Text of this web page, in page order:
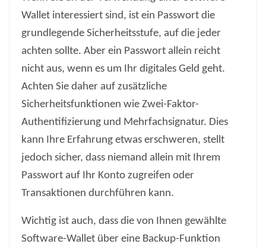
Wallet interessiert sind, ist ein Passwort die
grundlegende Sicherheitsstufe, auf die jeder
achten sollte. Aber ein Passwort allein reicht
nicht aus, wenn es um Ihr digitales Geld geht.
Achten Sie daher auf zusätzliche
Sicherheitsfunktionen wie Zwei-Faktor-
Authentifizierung und Mehrfachsignatur. Dies
kann Ihre Erfahrung etwas erschweren, stellt
jedoch sicher, dass niemand allein mit Ihrem
Passwort auf Ihr Konto zugreifen oder
Transaktionen durchführen kann.
Wichtig ist auch, dass die von Ihnen gewählte
Software-Wallet über eine Backup-Funktion